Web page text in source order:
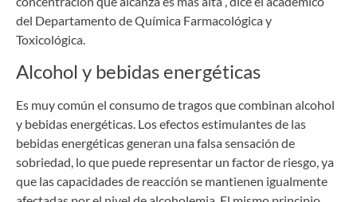
del Departamento de Química Farmacológica y
Toxicológica.
Alcohol y bebidas energéticas
Es muy común el consumo de tragos que combinan alcohol
y bebidas energéticas. Los efectos estimulantes de las
bebidas energéticas generan una falsa sensación de
sobriedad, lo que puede representar un factor de riesgo, ya
que las capacidades de reacción se mantienen igualmente